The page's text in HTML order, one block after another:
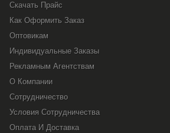
Скачать Прайс
Как Оформить Заказ
Оптовикам
Индивидуальные Заказы
Рекламным Агентствам
О Компании
Сотрудничество
Условия Сотрудничества
Оплата И Доставка